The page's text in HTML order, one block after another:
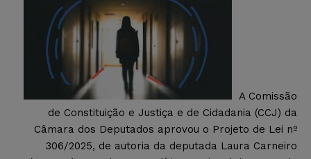
A Comissão
de Constituição e Justiça e de Cidadania (CCJ) da
Câmara dos Deputados aprovou o Projeto de Lei nº
306/2025, de autoria da deputada Laura Carneiro